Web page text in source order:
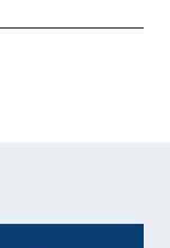
- Apertura in
nuova finestra
di posta
meno